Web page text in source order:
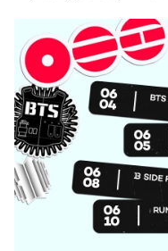
Photo
Video
VTV Money
VTV Sức khoẻ